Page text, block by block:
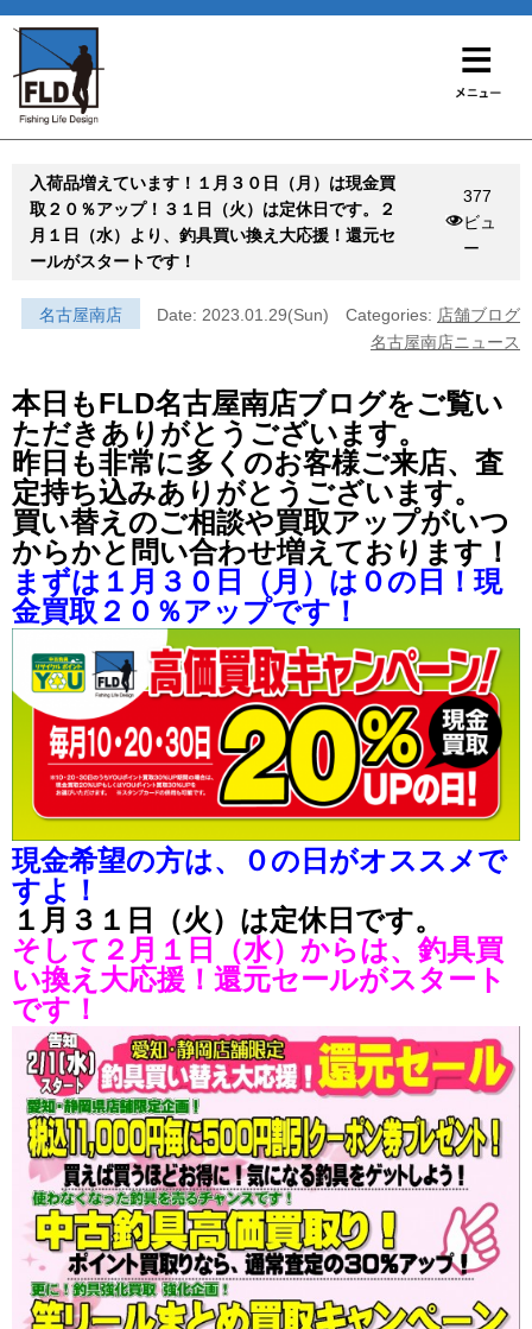
入荷品増えています！１月３０日（月）は現金買
取２０％アップ！３１日（火）は定休日です。２
月１日（水）より、釣具買い換え大応援！還元セ
ールがスタートです！
377
ビュ
ー
名古屋南店 Date: 2023.01.29(Sun) Categories: 店舗ブログ
名古屋南店ニュース
本日もFLD名古屋南店ブログをご覧い
ただきありがとうございます。
昨日も非常に多くのお客様ご来店、査
定持ち込みありがとうございます。
買い替えのご相談や買取アップがいつ
からかと問い合わせ増えております！
まずは１月３０日（月）は０の日！現
金買取２０％アップです！
現金希望の方は、０の日がオススメで
すよ！
１月３１日（火）は定休日です。
そして２月１日（水）からは、釣具買
い換え大応援！還元セールがスタート
です！